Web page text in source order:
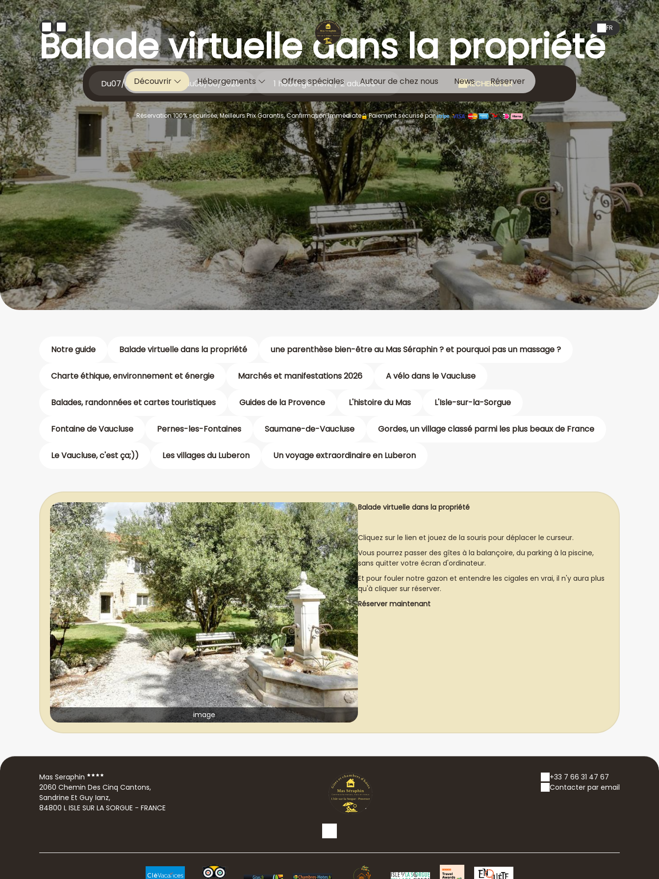
FR
Découvrir Hébergements Offres spéciales Autour de chez nous News Réserver
Balade virtuelle dans la propriété
Du au 1 hébergement /2 adultes RECHERCHER
Réservation 100% sécurisée, Meilleurs Prix Garantis, Confirmation Immédiate Paiement sécurisé par
Notre guide Balade virtuelle dans la propriété une parenthèse bien-être au Mas Séraphin ? et pourquoi pas un massage ?
Charte éthique, environnement et énergie Marchés et manifestations 2026 A vélo dans le Vaucluse
Balades, randonnées et cartes touristiques Guides de la Provence L'histoire du Mas L'Isle-sur-la-Sorgue
Fontaine de Vaucluse Pernes-les-Fontaines Saumane-de-Vaucluse Gordes, un village classé parmi les plus beaux de France
Le Vaucluse, c'est ça;)) Les villages du Luberon Un voyage extraordinaire en Luberon
image
Balade virtuelle dans la propriété
Cliquez sur le lien et jouez de la souris pour déplacer le curseur.
Vous pourrez passer des gîtes à la balançoire, du parking à la piscine,
sans quitter votre écran d'ordinateur.
Et pour fouler notre gazon et entendre les cigales en vrai, il n'y aura plus
qu'à cliquer sur réserver.
Réserver maintenant
Mas Seraphin
2060 Chemin Des Cinq Cantons,
Sandrine Et Guy Ianz,
84800 L ISLE SUR LA SORGUE - FRANCE
+33 7 66 31 47 67
Contacter par email